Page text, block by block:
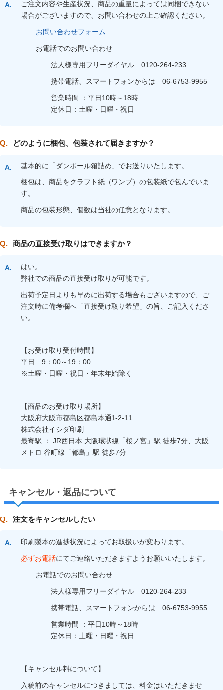
ご注文内容や生産状況、商品の重量によっては同梱できない
場合がございますので、お問い合わせの上ご確認ください。
お問い合わせフォーム
お電話でのお問い合わせ
法人様専用フリーダイヤル 0120-264-233
携帯電話、スマートフォンからは 06-6753-9955
営業時間 ：平日10時～18時
定休日：土曜・日曜・祝日
どのように梱包、包装されて届きますか？
基本的に「ダンボール箱詰め」でお送りいたします。
梱包は、商品をクラフト紙（ワンプ）の包装紙で包んでいま
す。
商品の包装形態、個数は当社の任意となります。
商品の直接受け取りはできますか？
はい。
弊社での商品の直接受け取りが可能です。
出荷予定日よりも早めに出荷する場合もございますので、ご
注文時に備考欄へ「直接受け取り希望」の旨、ご記入くださ
い。
【お受け取り受付時間】
平日 9：00～19：00
※土曜・日曜・祝日・年末年始除く
【商品のお受け取り場所】
大阪府大阪市都島区都島本通1-2-11
株式会社イシダ印刷
最寄駅 ： JR西日本 大阪環状線「桜ノ宮」駅 徒歩7分、大阪
メトロ 谷町線「都島」駅 徒歩7分
キャンセル・返品について
注文をキャンセルしたい
印刷製本の進捗状況によってお取扱いが変わります。
必ずお電話にてご連絡いただきますようお願いいたします。
お電話でのお問い合わせ
法人様専用フリーダイヤル 0120-264-233
携帯電話、スマートフォンからは 06-6753-9955
営業時間 ：平日10時～18時
定休日：土曜・日曜・祝日
【キャンセル料について】
入稿前のキャンセルにつきましては、料金はいただきませ